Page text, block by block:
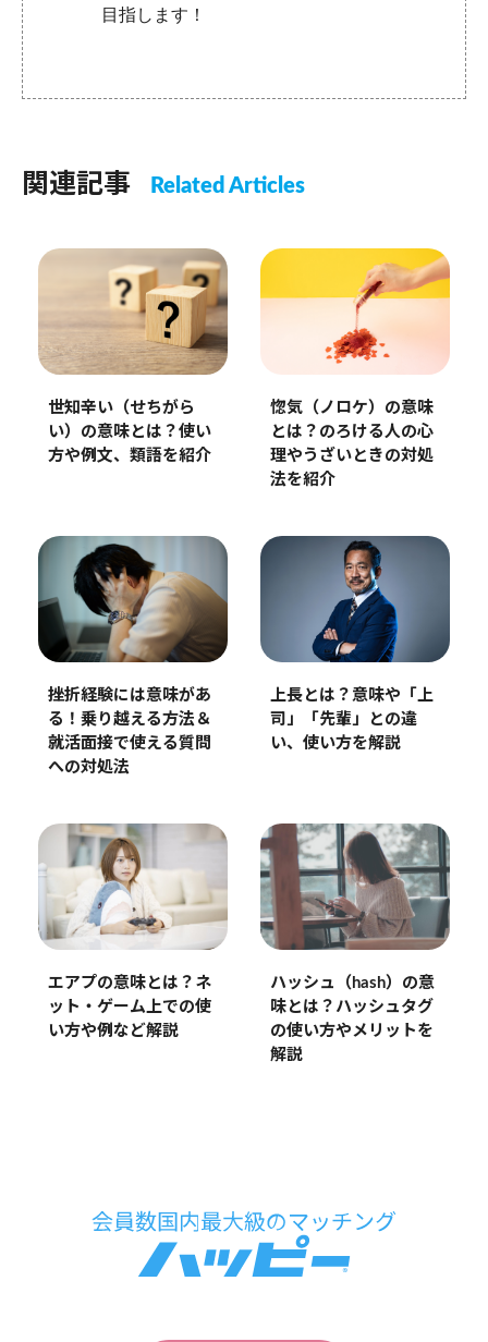
目指します！
関連記事 Related Articles
世知辛い（せちがら
い）の意味とは？使い
方や例文、類語を紹介
惚気（ノロケ）の意味
とは？のろける人の心
理やうざいときの対処
法を紹介
挫折経験には意味があ
る！乗り越える方法＆
就活面接で使える質問
への対処法
上長とは？意味や「上
司」「先輩」との違
い、使い方を解説
エアプの意味とは？ネ
ット・ゲーム上での使
い方や例など解説
ハッシュ（hash）の意
味とは？ハッシュタグ
の使い方やメリットを
解説